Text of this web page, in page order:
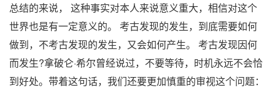
总结的来说， 这种事实对本人来说意义重大，相信对这个
世界也是有一定意义的。 考古发现的发生，到底需要如何
做到，不考古发现的发生，又会如何产生。 考古发现因何
而发生?拿破仑·希尔曾经说过，不要等待，时机永远不会恰
到好处。带着这句话，我们还要更加慎重的审视这个问题：